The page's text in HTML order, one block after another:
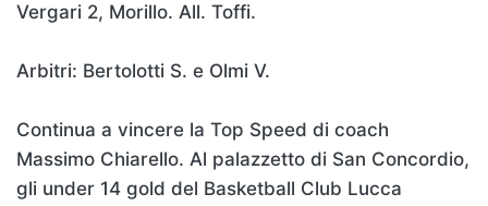
Vergari 2, Morillo. All. Toffi.
Arbitri: Bertolotti S. e Olmi V.
Continua a vincere la Top Speed di coach
Massimo Chiarello. Al palazzetto di San Concordio,
gli under 14 gold del Basketball Club Lucca